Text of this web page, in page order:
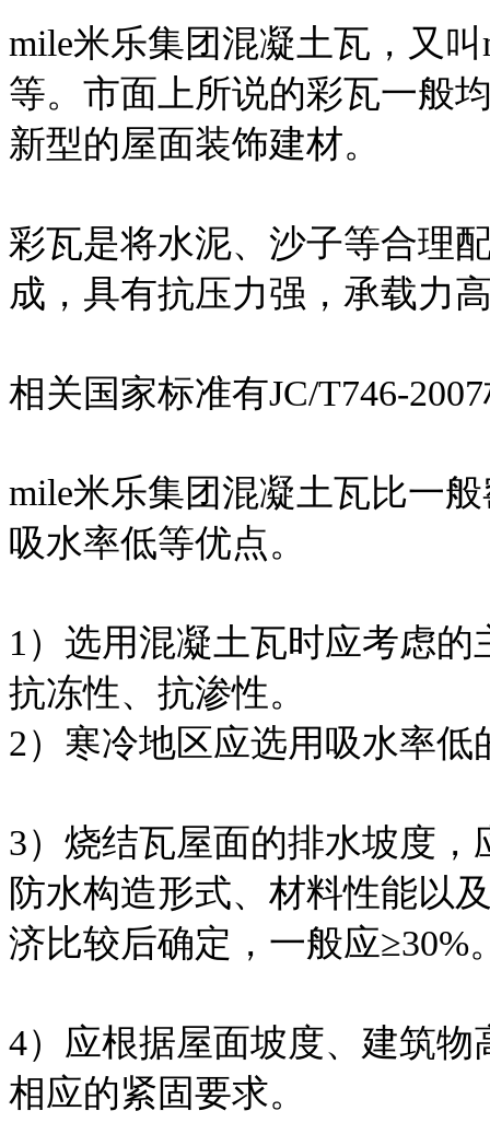
mile米乐集团混凝土瓦，又
等。市面上所说的彩瓦一般
新型的屋面装饰建材。
彩瓦是将水泥、沙子等合理
成，具有抗压力强，承载力
相关国家标准有JC/T746-
mile米乐集团混凝土瓦比一
吸水率低等优点。
1）选用混凝土瓦时应考虑
抗冻性、抗渗性。
2）寒冷地区应选用吸水率低
3）烧结瓦屋面的排水坡度
防水构造形式、材料性能以
济比较后确定，一般应≥30%
4）应根据屋面坡度、建筑
相应的紧固要求。